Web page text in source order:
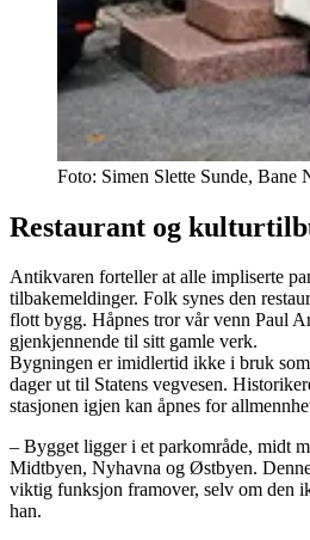
Foto: Simen Slette Sunde, Bane
Restaurant og
Antikvaren forteller at alle impliserte
tilbakemeldinger. Folk synes den
flott bygg. Håpnes tror vår venn Paul
gjenkjennende til sitt gamle verk.
Bygningen er imidlertid ikke i bruk
dager ut til Statens vegvesen.
stasjonen igjen kan åpnes for
– Bygget ligger i et parkområde, midt
Midtbyen, Nyhavna og Østbyen.
viktig funksjon framover, selv om den
han.